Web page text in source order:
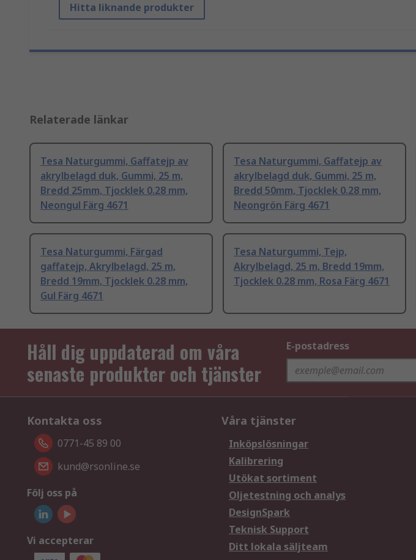
Hitta liknande produkter
Relaterade länkar
Tesa Naturgummi, Gaffatejp av
akrylbelagd duk, Gummi, 25 m,
Bredd 25mm, Tjocklek 0.28 mm,
Neongul Färg 4671
Tesa Naturgummi, Gaffatejp av
akrylbelagd duk, Gummi, 25 m,
Bredd 50mm, Tjocklek 0.28 mm,
Neongrön Färg 4671
Tesa Naturgummi, Färgad
gaffatejp, Akrylbelagd, 25 m,
Bredd 19mm, Tjocklek 0.28 mm,
Gul Färg 4671
Tesa Naturgummi, Tejp,
Akrylbelagd, 25 m, Bredd 19mm,
Tjocklek 0.28 mm, Rosa Färg 4671
Håll dig uppdaterad om våra
senaste produkter och tjänster
E-postadress
Kontakta oss
0771-45 89 00
kund@rsonline.se
Följ oss på
Vi accepterar
Våra tjänster
Inköpslösningar
Kalibrering
Utökat sortiment
Oljetestning och analys
DesignSpark
Teknisk Support
Ditt lokala säljteam